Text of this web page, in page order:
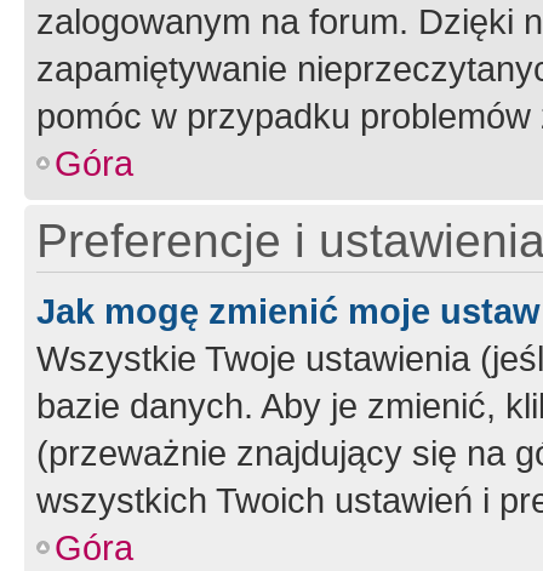
zalogowanym na forum. Dzięki
zapamiętywanie
pomóc w przypadku
Góra
Preferencje i
Jak mogę zmienić moje
Wszystkie Twoje ustawienia
bazie danych. Aby je zmienić,
(przeważnie znajdujący się na
wszystkich Twoich ustawień i
Góra